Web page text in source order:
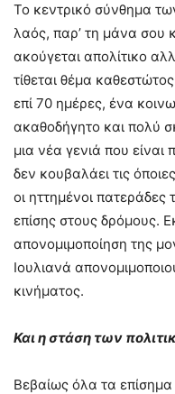
Το κεντρικό σύνθημα
λαός, παρ’ τη μάνα σου
ακούγεται απολίτικο
τίθεται θέμα
επί 70 ημέρες, ένα
ακαθοδήγητο και πολύ
μια νέα γενιά που
δεν κουβαλάει τις
οι ηττημένοι πατεράδες
επίσης στους δρόμους.
απονομιμοποίηση της
Ιουλιανά
κινήματος.
Και η στάση των
Βεβαίως όλα τα επίσημα